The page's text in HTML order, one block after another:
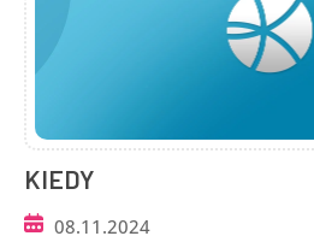
KIEDY
08.11.2024